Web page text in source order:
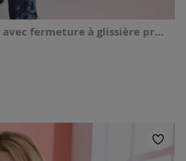
Veste polaire poches avec fermeture à glissière pratiques